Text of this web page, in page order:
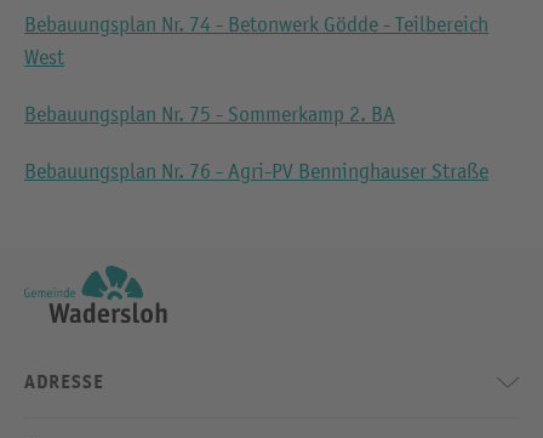
Bebauungsplan Nr. 74 - Betonwerk Gödde - Teilbereich
West
Bebauungsplan Nr. 75 - Sommerkamp 2. BA
Bebauungsplan Nr. 76 - Agri-PV Benninghauser Straße
ADRESSE